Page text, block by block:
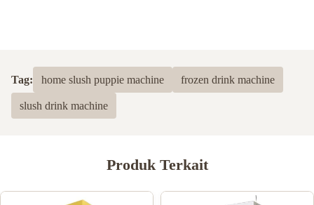
Tag: home slush puppie machine frozen drink machine
slush drink machine
Produk Terkait